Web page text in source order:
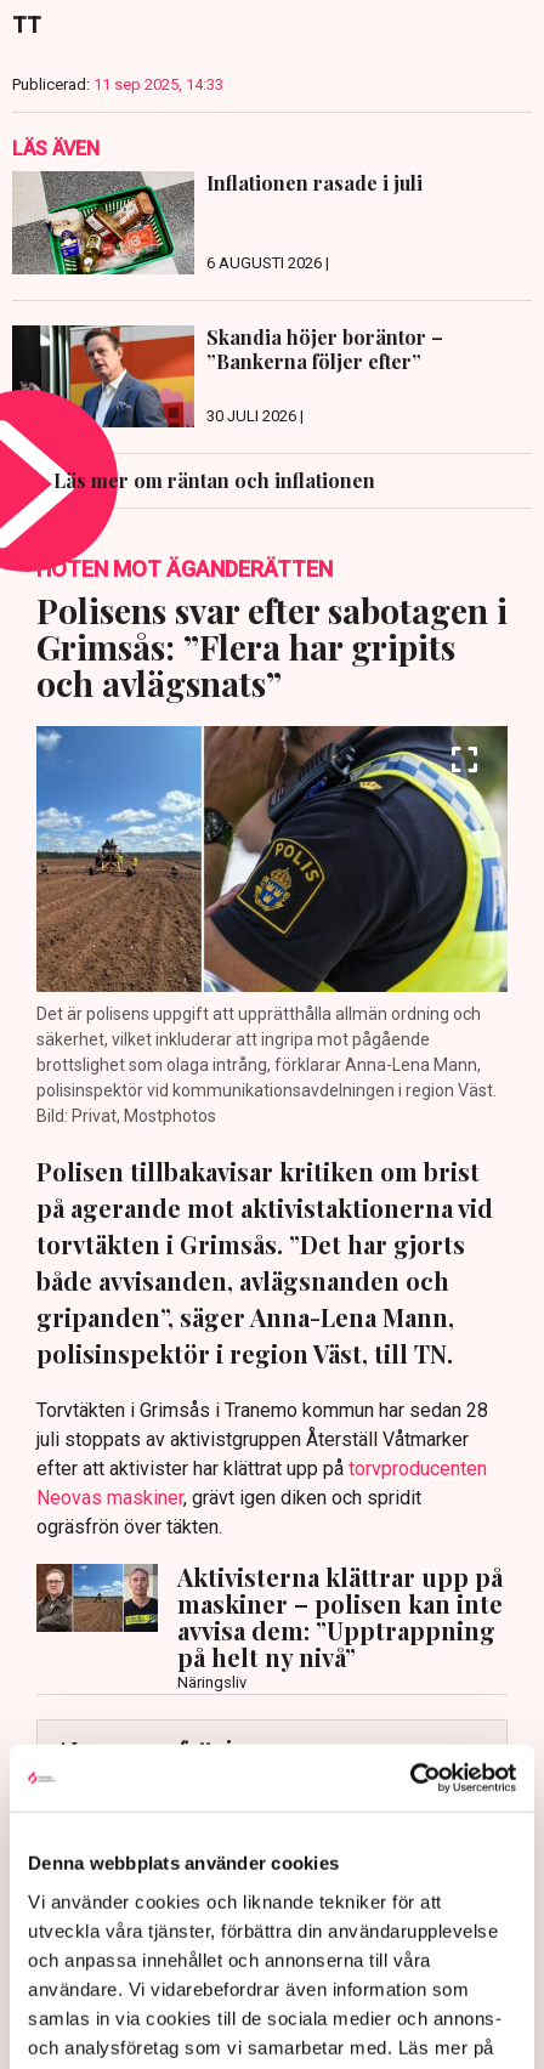
Denna webbplats använder cookies
Vi använder cookies och liknande tekniker för att
utveckla våra tjänster, förbättra din användarupplevelse
och anpassa innehållet och annonserna till våra
användare. Vi vidarebefordrar även information som
samlas in via cookies till de sociala medier och annons-
och analysföretag som vi samarbetar med. Läs mer på
TT
Publicerad: 11 sep 2025, 14:33
LÄS ÄVEN
Inflationen rasade i juli
6 AUGUSTI 2026 |
Skandia höjer boräntor –
”Bankerna följer efter”
30 JULI 2026 |
Läs mer om räntan och inflationen
HOTEN MOT ÄGANDERÄTTEN
Polisens svar efter sabotagen i
Grimsås: ”Flera har gripits
och avlägsnats”
Det är polisens uppgift att upprätthålla allmän ordning och
säkerhet, vilket inkluderar att ingripa mot pågående
brottslighet som olaga intrång, förklarar Anna-Lena Mann,
polisinspektör vid kommunikationsavdelningen i region Väst.
Bild: Privat, Mostphotos
Polisen tillbakavisar kritiken om brist
på agerande mot aktivistaktionerna vid
torvtäkten i Grimsås. ”Det har gjorts
både avvisanden, avlägsnanden och
gripanden”, säger Anna-Lena Mann,
polisinspektör i region Väst, till TN.
Torvtäkten i Grimsås i Tranemo kommun har sedan 28
juli stoppats av aktivistgruppen Återställ Våtmarker
efter att aktivister har klättrat upp på torvproducenten
Neovas maskiner, grävt igen diken och spridit
ogräsfrön över täkten.
Aktivisterna klättrar upp på
maskiner – polisen kan inte
avvisa dem: ”Upptrappning
på helt ny nivå”
Näringsliv
AI-sammanfattning
Torvtäkten i Grimsås har stoppats av aktivister
Polisen kritiseras för bristande agerande vid
aktionerna.
Polisinspektör Anna-Lena Mann förklarar polisens
agerande på plats.
40 personer misstänks med cirka 120
brottsmisstankar kopplade.
Läs mer